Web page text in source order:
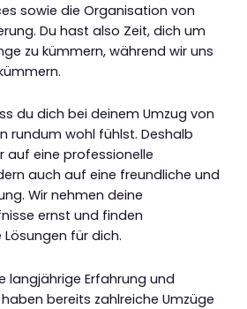
sowie die Organisation von
Du hast also Zeit, dich um
zu kümmern, während wir uns
du dich bei deinem Umzug von
rundum wohl fühlst. Deshalb
auf eine professionelle
auch auf eine freundliche und
Wir nehmen deine
ernst und finden
für dich.
langjährige Erfahrung und
haben bereits zahlreiche Umzüge